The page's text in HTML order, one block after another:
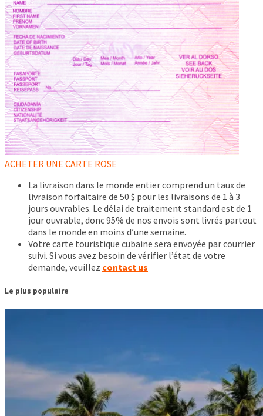
ACHETER UNE CARTE ROSE
La livraison dans le monde entier comprend un taux de
livraison forfaitaire de 50 $ pour les livraisons de 1 à 3
jours ouvrables. Le délai de traitement standard est de 1
jour ouvrable, donc 95% de nos envois sont livrés partout
dans le monde en moins d’une semaine.
Votre carte touristique cubaine sera envoyée par courrier
suivi. Si vous avez besoin de vérifier l’état de votre
demande, veuillez contact us
Le plus populaire